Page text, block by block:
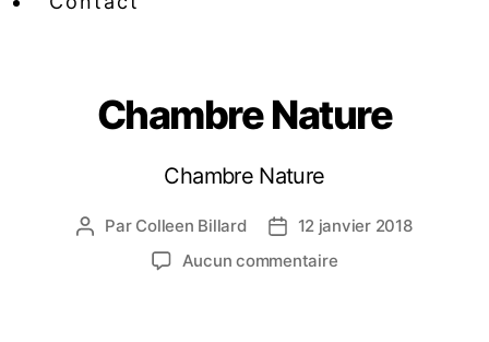
Chambre Nature
Chambre Nature
Par Colleen Billard
12 janvier 2018
Aucun commentaire